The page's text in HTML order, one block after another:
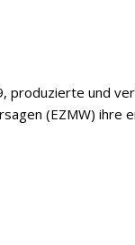
produzierte und
(EZMW) ihre